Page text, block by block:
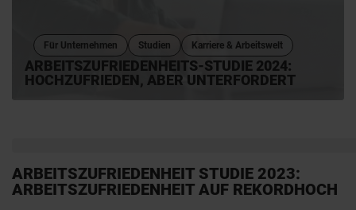
Karriere & Arbeitswelt
Studien
Für Unternehmen
ARBEITSZUFRIEDENHEITS-STUDIE 2024:
HOCHZUFRIEDEN, ABER UNTERFORDERT
ARBEITSZUFRIEDENHEIT STUDIE 2023:
ARBEITSZUFRIEDENHEIT AUF REKORDHOCH